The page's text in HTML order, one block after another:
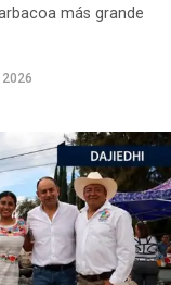
más grande